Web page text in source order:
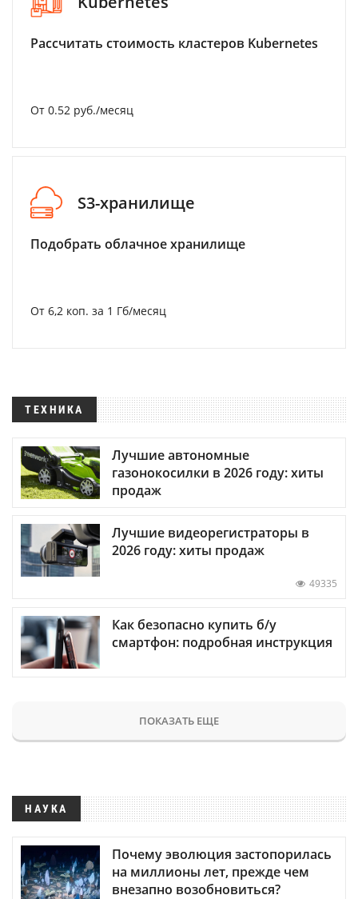
Рассчитать стоимость кластеров Kubernetes
От 0.52 руб./месяц
S3-хранилище
Подобрать облачное хранилище
От 6,2 коп. за 1 Гб/месяц
ТЕХНИКА
Лучшие автономные
газонокосилки в 2026 году: хиты
продаж
Лучшие видеорегистраторы в
2026 году: хиты продаж
49335
Как безопасно купить б/у
смартфон: подробная инструкция
ПОКАЗАТЬ ЕЩЕ
НАУКА
Почему эволюция застопорилась
на миллионы лет, прежде чем
внезапно возобновиться?